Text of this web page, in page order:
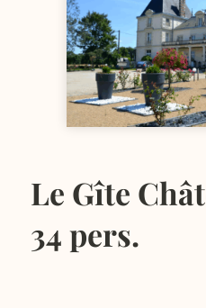
RÉSERVATIONS /
06 81 84 48 66
Le Gîte
34 pers.